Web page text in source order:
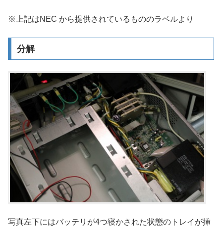
※上記はNEC から提供されているもののラベルより
分解
写真左下にはバッテリが4つ寝かされた状態のトレイが挿